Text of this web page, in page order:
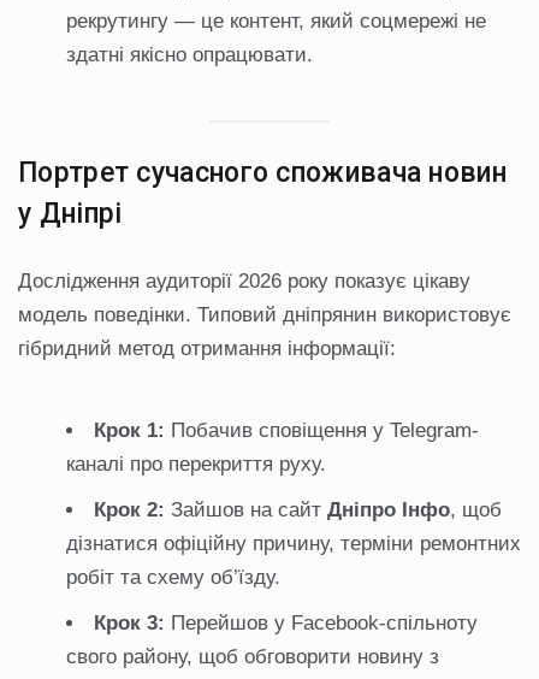
рекрутингу — це контент, який соцмережі не
здатні якісно опрацювати.
Портрет сучасного споживача новин
у Дніпрі
Дослідження аудиторії 2026 року показує цікаву
модель поведінки. Типовий дніпрянин використовує
гібридний метод отримання інформації:
Крок 1: Побачив сповіщення у Telegram-
каналі про перекриття руху.
Крок 2: Зайшов на сайт Дніпро Інфо, щоб
дізнатися офіційну причину, терміни ремонтних
робіт та схему об’їзду.
Крок 3: Перейшов у Facebook-спільноту
свого району, щоб обговорити новину з